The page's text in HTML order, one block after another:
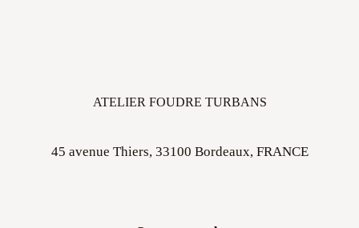
ATELIER FOUDRE TURBANS
45 avenue Thiers, 33100 Bordeaux, FRANCE